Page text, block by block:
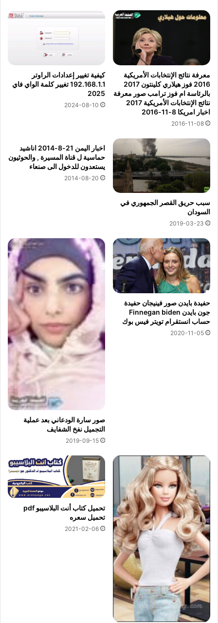
معرفة نتائج الإنتخابات الأمريكية
2016 فوز هيلاري كلينتون 2017
بالرئاسة ام فوز ترامب صور معرفة
نتائج الإنتخابات الأمريكية 2017
اخبار امريكا 8-11-2016
2016-11-08
كيفية تغيير إعدادات الراوتر
192.168.1.1 تغيير كلمة الواي فاي
2025
2024-08-10
سبب حريق القصر الجمهوري في
السودان
2019-03-23
اخبار اليمن 21-8-2014 اناشيد
حماسية ل قناة المسيرة , والحوثيون
يستعدون للدخول الى صنعاء
2014-08-20
حفيدة بايدن صور فينيجان حفيدة
جون بايدن Finnegan biden
حساب انستقرام تويتر فيس بوك
2020-11-05
صور سارة الودعاني بعد عملية
التجميل نفخ الشفايف
2019-09-15
تحميل كتاب أنت البلاسيبو pdf
تحميل سعره
2021-02-06